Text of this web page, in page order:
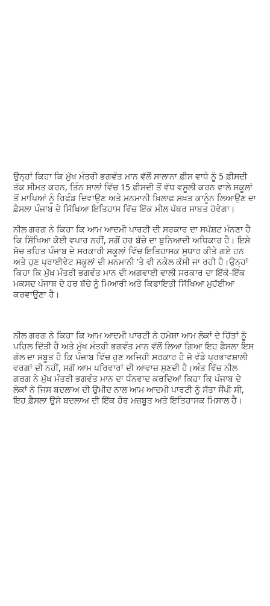
ਉਨ੍ਹਾਂ ਕਿਹਾ ਕਿ ਮੁੱਖ ਮੰਤਰੀ ਭਗਵੰਤ ਮਾਨ ਵੱਲੋਂ ਸਾਲਾਨਾ ਫ਼ੀਸ ਵਾਧੇ ਨੂੰ 5 ਫ਼ੀਸਦੀ
ਤੱਕ ਸੀਮਤ ਕਰਨ, ਤਿੰਨ ਸਾਲਾਂ ਵਿੱਚ 15 ਫ਼ੀਸਦੀ ਤੋਂ ਵੱਧ ਵਸੂਲੀ ਕਰਨ ਵਾਲੇ ਸਕੂਲਾਂ
ਤੋਂ ਮਾਪਿਆਂ ਨੂੰ ਰਿਫੰਡ ਦਿਵਾਉਣ ਅਤੇ ਮਨਮਾਨੀ ਖ਼ਿਲਾਫ਼ ਸਖ਼ਤ ਕਾਨੂੰਨ ਲਿਆਉਣ ਦਾ
ਫ਼ੈਸਲਾ ਪੰਜਾਬ ਦੇ ਸਿੱਖਿਆ ਇਤਿਹਾਸ ਵਿੱਚ ਇੱਕ ਮੀਲ ਪੱਥਰ ਸਾਬਤ ਹੋਵੇਗਾ।
ਨੀਲ ਗਰਗ ਨੇ ਕਿਹਾ ਕਿ ਆਮ ਆਦਮੀ ਪਾਰਟੀ ਦੀ ਸਰਕਾਰ ਦਾ ਸਪੱਸ਼ਟ ਮੰਨਣਾ ਹੈ
ਕਿ ਸਿੱਖਿਆ ਕੋਈ ਵਪਾਰ ਨਹੀਂ, ਸਗੋਂ ਹਰ ਬੱਚੇ ਦਾ ਬੁਨਿਆਦੀ ਅਧਿਕਾਰ ਹੈ। ਇਸੇ
ਸੋਚ ਤਹਿਤ ਪੰਜਾਬ ਦੇ ਸਰਕਾਰੀ ਸਕੂਲਾਂ ਵਿੱਚ ਇਤਿਹਾਸਕ ਸੁਧਾਰ ਕੀਤੇ ਗਏ ਹਨ
ਅਤੇ ਹੁਣ ਪ੍ਰਾਈਵੇਟ ਸਕੂਲਾਂ ਦੀ ਮਨਮਾਨੀ 'ਤੇ ਵੀ ਨਕੇਲ ਕੱਸੀ ਜਾ ਰਹੀ ਹੈ।ਉਨ੍ਹਾਂ
ਕਿਹਾ ਕਿ ਮੁੱਖ ਮੰਤਰੀ ਭਗਵੰਤ ਮਾਨ ਦੀ ਅਗਵਾਈ ਵਾਲੀ ਸਰਕਾਰ ਦਾ ਇੱਕੋ-ਇੱਕ
ਮਕਸਦ ਪੰਜਾਬ ਦੇ ਹਰ ਬੱਚੇ ਨੂੰ ਮਿਆਰੀ ਅਤੇ ਕਿਫਾਇਤੀ ਸਿੱਖਿਆ ਮੁਹੱਈਆ
ਕਰਵਾਉਣਾ ਹੈ।
ਨੀਲ ਗਰਗ ਨੇ ਕਿਹਾ ਕਿ ਆਮ ਆਦਮੀ ਪਾਰਟੀ ਨੇ ਹਮੇਸ਼ਾ ਆਮ ਲੋਕਾਂ ਦੇ ਹਿੱਤਾਂ ਨੂੰ
ਪਹਿਲ ਦਿੱਤੀ ਹੈ ਅਤੇ ਮੁੱਖ ਮੰਤਰੀ ਭਗਵੰਤ ਮਾਨ ਵੱਲੋਂ ਲਿਆ ਗਿਆ ਇਹ ਫ਼ੈਸਲਾ ਇਸ
ਗੱਲ ਦਾ ਸਬੂਤ ਹੈ ਕਿ ਪੰਜਾਬ ਵਿੱਚ ਹੁਣ ਅਜਿਹੀ ਸਰਕਾਰ ਹੈ ਜੋ ਵੱਡੇ ਪ੍ਰਭਾਵਸ਼ਾਲੀ
ਵਰਗਾਂ ਦੀ ਨਹੀਂ, ਸਗੋਂ ਆਮ ਪਰਿਵਾਰਾਂ ਦੀ ਆਵਾਜ਼ ਸੁਣਦੀ ਹੈ।ਅੰਤ ਵਿੱਚ ਨੀਲ
ਗਰਗ ਨੇ ਮੁੱਖ ਮੰਤਰੀ ਭਗਵੰਤ ਮਾਨ ਦਾ ਧੰਨਵਾਦ ਕਰਦਿਆਂ ਕਿਹਾ ਕਿ ਪੰਜਾਬ ਦੇ
ਲੋਕਾਂ ਨੇ ਜਿਸ ਬਦਲਾਅ ਦੀ ਉਮੀਦ ਨਾਲ ਆਮ ਆਦਮੀ ਪਾਰਟੀ ਨੂੰ ਸੱਤਾ ਸੌਂਪੀ ਸੀ,
ਇਹ ਫ਼ੈਸਲਾ ਉਸੇ ਬਦਲਾਅ ਦੀ ਇੱਕ ਹੋਰ ਮਜ਼ਬੂਤ ਅਤੇ ਇਤਿਹਾਸਕ ਮਿਸਾਲ ਹੈ।